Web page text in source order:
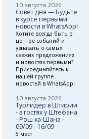
10 августа 2026
Совет дня — Будьте
в курсе первыми:
новости в WhatsApp!
Хотите всегда быть в
центре событий и
узнавать о самых
свежих предложениях
и новостях первыми?
Присоединяйтесь к
нашей группе
новостей в WhatsApp!
10 августа 2026
Турлидер в Штирии
- в гостях у Штефана
- Рош ха-Шана -
09/09 - 16/09
5 мест